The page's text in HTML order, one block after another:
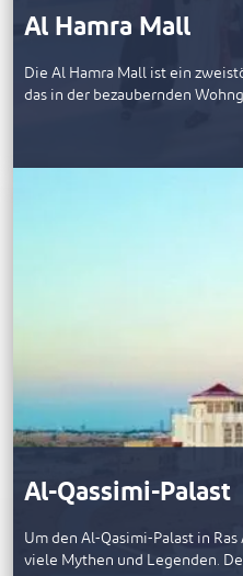
Al Hamra Mall
Die Al Hamra Mall ist ein
das in der bezaubernden
Al-Qassimi-Palast
Um den Al-Qasimi-Palast in
viele Mythen und Legenden.